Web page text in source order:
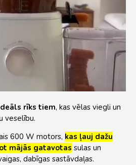
rīks tiem, kas vēlas viegli un
veselību.
600 W motors, kas ļauj dažu
mājās gatavotas sulas un
dabīgas sastāvdaļas.